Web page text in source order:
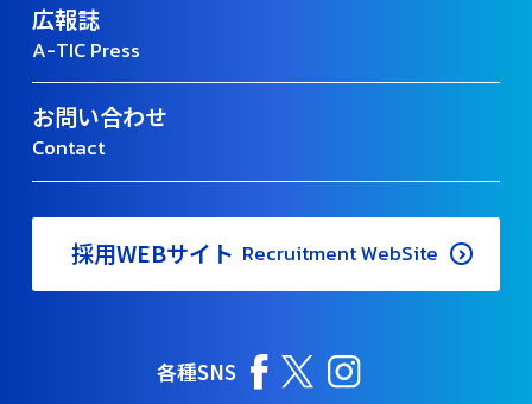
広報誌
A-TIC Press
お問い合わせ
Contact
採用WEBサイト Recruitment WebSite
各種SNS